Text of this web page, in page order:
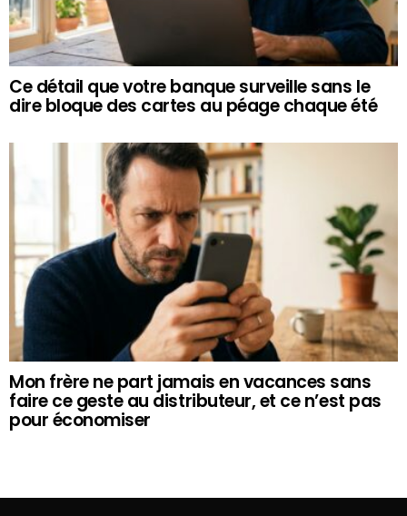
Ce détail que votre banque surveille sans le
dire bloque des cartes au péage chaque été
Mon frère ne part jamais en vacances sans
faire ce geste au distributeur, et ce n’est pas
pour économiser